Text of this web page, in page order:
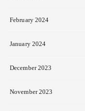
February 2024
January 2024
December 2023
November 2023